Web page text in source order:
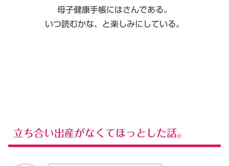
母子健康手帳にはさんである。
いつ読むかな、と楽しみにしている。
立ち合い出産がなくてほっとした話。